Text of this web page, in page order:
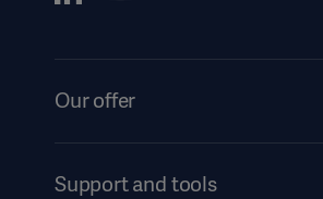
Our offer
Services
Support and tools